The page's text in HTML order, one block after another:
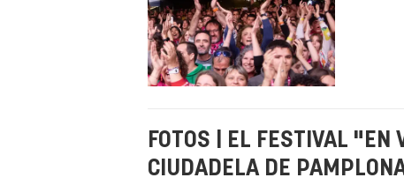
FOTOS | EL FESTIVAL
CIUDADELA DE